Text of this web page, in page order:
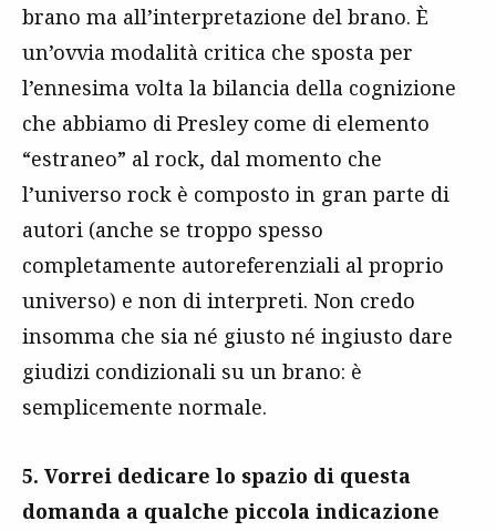
brano ma all’interpretazione del brano. È
un’ovvia modalità critica che sposta per
l’ennesima volta la bilancia della cognizione
che abbiamo di Presley come di elemento
“estraneo” al rock, dal momento che
l’universo rock è composto in gran parte di
autori (anche se troppo spesso
completamente autoreferenziali al proprio
universo) e non di interpreti. Non credo
insomma che sia né giusto né ingiusto dare
giudizi condizionali su un brano: è
semplicemente normale.
5. Vorrei dedicare lo spazio di questa
domanda a qualche piccola indicazione